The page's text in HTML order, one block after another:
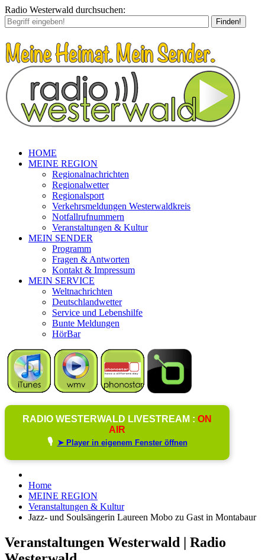
Radio Westerwald durchsuchen:
Finden!
HOME
MEINE REGION
Regionalnachrichten
Regionalwetter
Regionalsport
Verkehrsmeldungen Westerwaldkreis
Notfallrufnummern
Veranstaltungen & Kultur
MEIN SENDER
Programm
Fragen & Antworten
Kontakt & Impressum
MEIN SERVICE
Weltnachrichten
Deutschlandwetter
Service und Lebenshilfe
Bunte Meldungen
HörBar
RADIO WESTERWALD LIVESTREAM : ON
AIR
🎙️ ➤ Player in eigenem Fenster öffnen
Home
MEINE REGION
Veranstaltungen & Kultur
Jazz- und Soulsängerin Laureen Mobo zu Gast in Montabaur
Veranstaltungen Westerwald | Radio